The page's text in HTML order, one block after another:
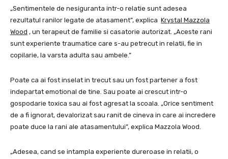
„Sentimentele de nesiguranta intr-o relatie sunt adesea
rezultatul ranilor legate de atasament”, explica Krystal Mazzola
Wood , un terapeut de familie si casatorie autorizat. „Aceste rani
sunt experiente traumatice care s-au petrecut in relatii, fie in
copilarie, la varsta adulta sau ambele.”
Poate ca ai fost inselat in trecut sau un fost partener a fost
indepartat emotional de tine. Sau poate ai crescut intr-o
gospodarie toxica sau ai fost agresat la scoala. „Orice sentiment
de a fi ignorat, devalorizat sau ranit de cineva in care ai incredere
poate duce la rani ale atasamentului”, explica Mazzola Wood.
„Adesea, cand se intampla experiente dureroase in relatii, o